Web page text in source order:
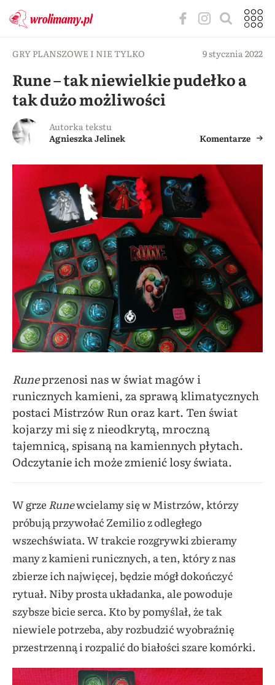
GRY PLANSZOWE I NIE TYLKO 9 stycznia 2022
Rune – tak niewielkie pudełko a
tak dużo możliwości
Autorka tekstu
Agnieszka Jelinek
Komentarze
Runeprzenosi nas w świat magów i
runicznych kamieni, za sprawą klimatycznych
postaci Mistrzów Run oraz kart. Ten świat
kojarzy mi się z nieodkrytą, mroczną
tajemnicą, spisaną na kamiennych płytach.
Odczytanie ich może zmienić losy świata.
W grze Runewcielamy się w Mistrzów, którzy
próbują przywołać Zemilio z odległego
wszechświata. W trakcie rozgrywki zbieramy
many z kamieni runicznych, a ten, który z nas
zbierze ich najwięcej, będzie mógł dokończyć
rytuał. Niby prosta układanka, ale powoduje
szybsze bicie serca. Kto by pomyślał, że tak
niewiele potrzeba, aby rozbudzić wyobraźnię
przestrzenną i rozpalić do białości szare komórki.